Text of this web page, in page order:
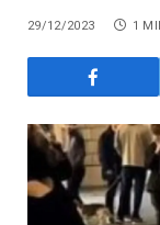
29/12/2023 1